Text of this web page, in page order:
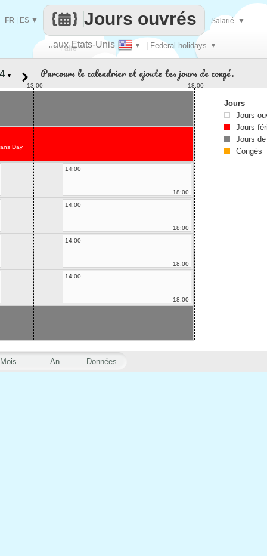
Faire
..aux Etats-Unis ▼ | Federal holidays ▼
Jours ouvrés
FR ES ▼ Salarié ▼
Mois An Données
▼ Parcours le calendrier et ajoute tes jours de congé.
13:00 18:00
Day
14:00
18:00
14:00
18:00
14:00
18:00
14:00
18:00
Jours
Jours
Jours
Jours
Congés